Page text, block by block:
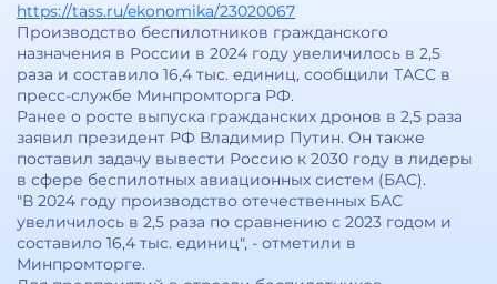
https://tass.ru/ekonomika/23020067
Производство беспилотников гражданского
назначения в России в 2024 году увеличилось в 2,5
раза и составило 16,4 тыс. единиц, сообщили ТАСС в
пресс-службе Минпромторга РФ.
Ранее о росте выпуска гражданских дронов в 2,5 раза
заявил президент РФ Владимир Путин. Он также
поставил задачу вывести Россию к 2030 году в лидеры
в сфере беспилотных авиационных систем (БАС).
"В 2024 году производство отечественных БАС
увеличилось в 2,5 раза по сравнению с 2023 годом и
составило 16,4 тыс. единиц", - отметили в
Минпромторге.